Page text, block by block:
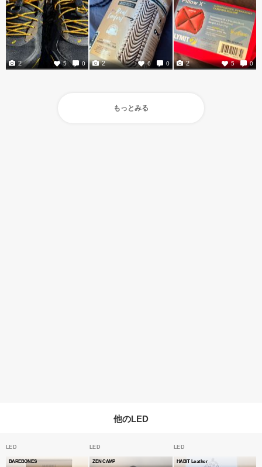
5 0
2 6 0
2 5 0
2
もっとみる
他のLED
LED
BAREBONES
LED
ZEN CAMP
LED
HABIT Leather